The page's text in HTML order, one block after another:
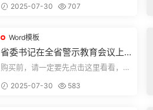
束，本文...
2025-07-30 707
Word模板
省委书记在全省警示教育会议上
的讲话
购买前，请一定要先点击这里看看，欢
束，本文...
2025-07-30 583